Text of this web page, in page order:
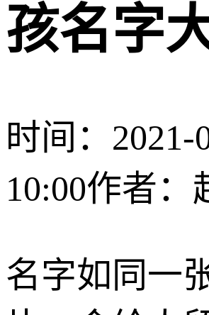
孩名字
时间：2021-
10:00作者：
名字如同一